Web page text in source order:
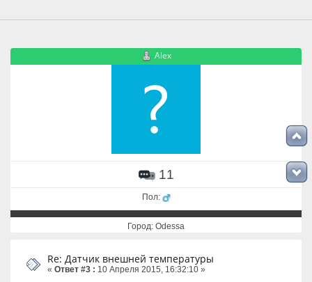
Alex
11
Пол:
Город: Odessa
Re: Датчик внешней температуры
« Ответ #3 : 10 Апреля 2015, 16:32:10 »